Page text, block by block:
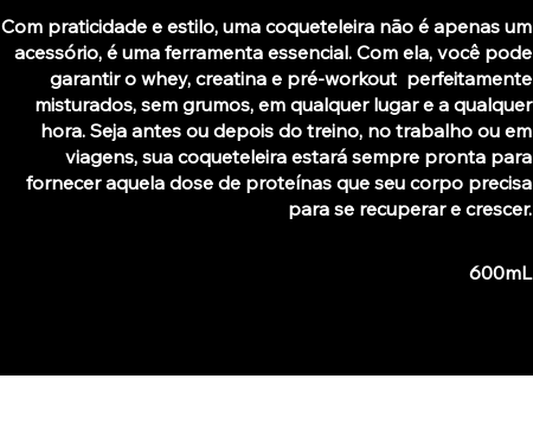
Com praticidade e estilo, uma coqueteleira não é apenas um
acessório, é uma ferramenta essencial. Com ela, você pode
garantir o whey, creatina e pré-workout perfeitamente
misturados, sem grumos, em qualquer lugar e a qualquer
hora. Seja antes ou depois do treino, no trabalho ou em
viagens, sua coqueteleira estará sempre pronta para
fornecer aquela dose de proteínas que seu corpo precisa
para se recuperar e crescer.
600mL